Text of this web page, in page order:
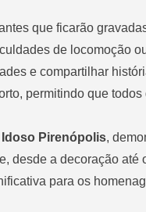
que ficarão
de locomoção
e compartilhar
permitindo que
Idoso Pirenópolis,
desde a decoração até
para os